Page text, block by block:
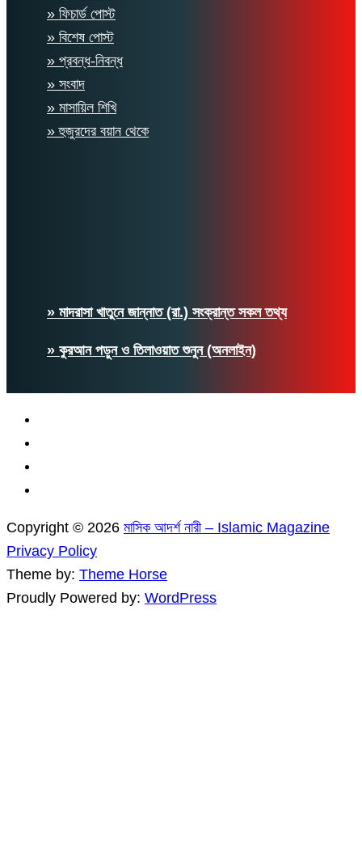
» ফিচার্ড পোস্ট
» বিশেষ পোস্ট
» প্রবন্ধ-নিবন্ধ
» সংবাদ
» মাসায়িল শিখি
» হুজুরদের বয়ান থেকে
» মাদরাসা খাতুনে জান্নাত (রা.) সংক্রান্ত সকল তথ্য
» কুরআন পড়ুন ও তিলাওয়াত শুনুন (অনলাইন)
Copyright © 2026 মাসিক আদর্শ নারী – Islamic Magazine
Privacy Policy
Theme by: Theme Horse
Proudly Powered by: WordPress